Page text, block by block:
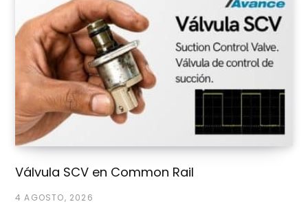
Válvula SCV en Common Rail
4 AGOSTO, 2026